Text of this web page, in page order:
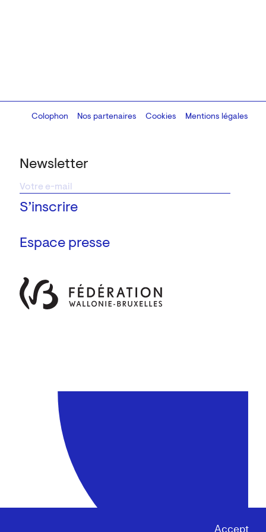
Newsletter
Espace presse
Colophon
Design:Marcel Kaczmarek, code:8080.studio
Nos partenaires Cookies Mentions légales